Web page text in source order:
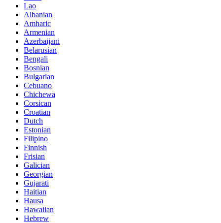
Lao
Albanian
Amharic
Armenian
Azerbaijani
Belarusian
Bengali
Bosnian
Bulgarian
Cebuano
Chichewa
Corsican
Croatian
Dutch
Estonian
Filipino
Finnish
Frisian
Galician
Georgian
Gujarati
Haitian
Hausa
Hawaiian
Hebrew